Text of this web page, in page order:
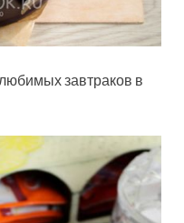
завтраков в